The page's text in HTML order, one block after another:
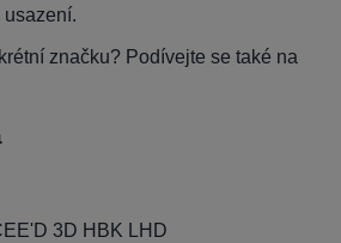
usazení.
značku? Podívejte se také na
3D HBK LHD